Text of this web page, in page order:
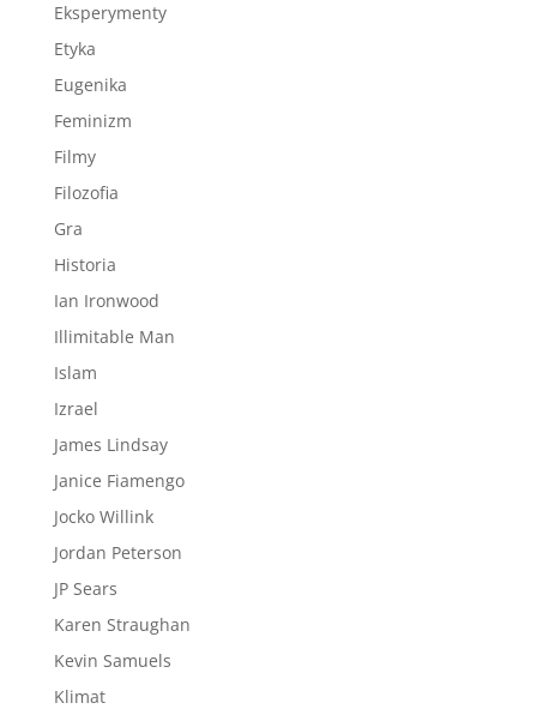
Eksperymenty
Etyka
Eugenika
Feminizm
Filmy
Filozofia
Gra
Historia
Ian Ironwood
Illimitable Man
Islam
Izrael
James Lindsay
Janice Fiamengo
Jocko Willink
Jordan Peterson
JP Sears
Karen Straughan
Kevin Samuels
Klimat